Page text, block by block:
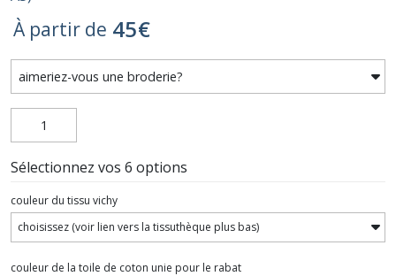
À partir de 45€
Sélectionnez vos 6 options
couleur du tissu vichy
couleur de la toile de coton unie pour le rabat